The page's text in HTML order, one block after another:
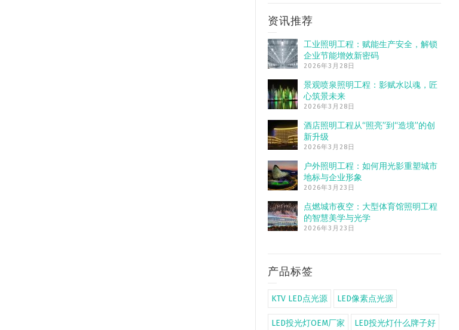
资讯推荐
工业照明工程：赋能生产安全，解锁
企业节能增效新密码
2026年3月28日
景观喷泉照明工程：影赋水以魂，匠
心筑景未来
2026年3月28日
酒店照明工程从“照亮”到“造境”的创
新升级
2026年3月28日
户外照明工程：如何用光影重塑城市
地标与企业形象
2026年3月23日
点燃城市夜空：大型体育馆照明工程
的智慧美学与光学
2026年3月23日
产品标签
KTV LED点光源 LED像素点光源
LED投光灯OEM厂家 LED投光灯什么牌子好